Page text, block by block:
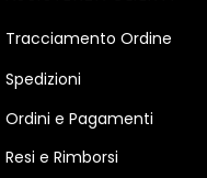
Tracciamento Ordine
Spedizioni
Ordini e Pagamenti
Resi e Rimborsi